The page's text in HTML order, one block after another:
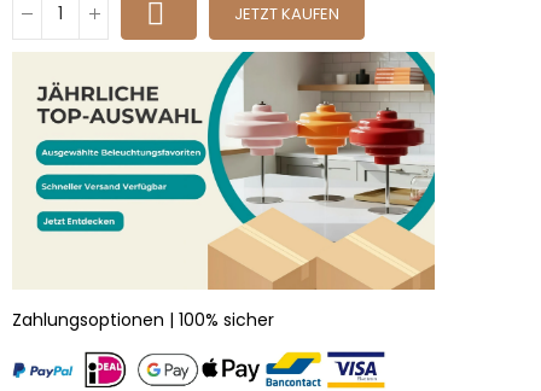
JETZT KAUFEN
Zahlungsoptionen | 100% sicher